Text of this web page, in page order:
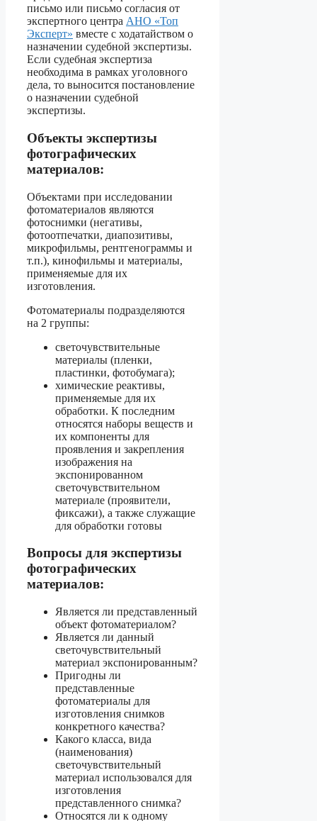
письмо или письмо согласия от
экспертного центра АНО «Топ
Эксперт» вместе с ходатайством о
назначении судебной экспертизы.
Если судебная экспертиза
необходима в рамках уголовного
дела, то выносится постановление
о назначении судебной
экспертизы.
Объекты экспертизы
фотографических
материалов:
Объектами при исследовании
фотоматериалов являются
фотоснимки (негативы,
фотоотпечатки, диапозитивы,
микрофильмы, рентгенограммы и
т.п.), кинофильмы и материалы,
применяемые для их
изготовления.
Фотоматериалы подразделяются
на 2 группы:
светочувствительные
материалы (пленки,
пластинки, фотобумага);
химические реактивы,
применяемые для их
обработки. К последним
относятся наборы веществ и
их компоненты для
проявления и закрепления
изображения на
экспонированном
светочувствительном
материале (проявители,
фиксажи), а также служащие
для обработки готовы
Вопросы для экспертизы
фотографических
материалов:
Является ли представленный
объект фотоматериалом?
Является ли данный
светочувствительный
материал экспонированным?
Пригодны ли
представленные
фотоматериалы для
изготовления снимков
конкретного качества?
Какого класса, вида
(наименования)
светочувствительный
материал использовался для
изготовления
представленного снимка?
Относятся ли к одному